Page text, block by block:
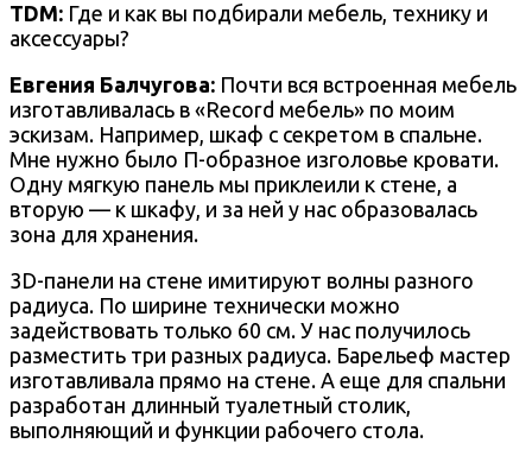
TDM: Где и как вы подбирали мебель, технику и
аксессуары?
Евгения Балчугова: Почти вся встроенная мебель
изготавливалась в «Record мебель» по моим
эскизам. Например, шкаф с секретом в спальне.
Мне нужно было П-образное изголовье кровати.
Одну мягкую панель мы приклеили к стене, а
вторую — к шкафу, и за ней у нас образовалась
зона для хранения.
3D-панели на стене имитируют волны разного
радиуса. По ширине технически можно
задействовать только 60 см. У нас получилось
разместить три разных радиуса. Барельеф мастер
изготавливала прямо на стене. А еще для спальни
разработан длинный туалетный столик,
выполняющий и функции рабочего стола.